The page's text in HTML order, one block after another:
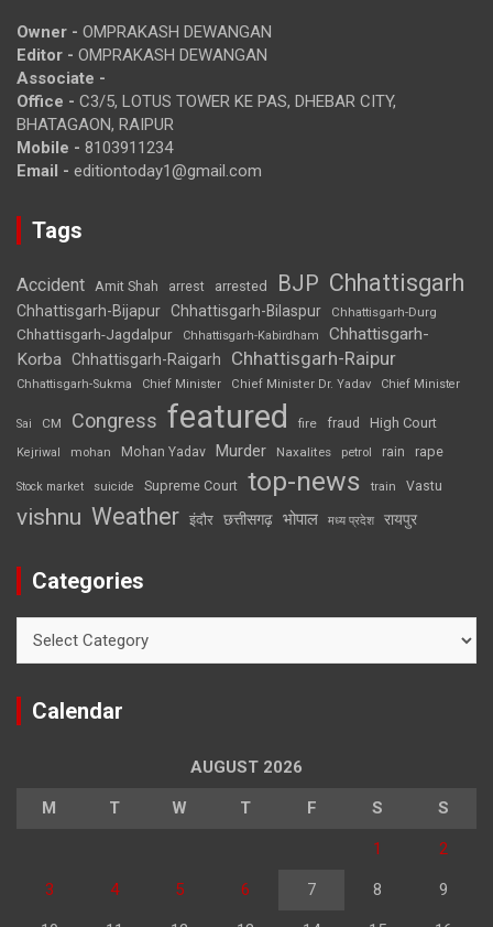
Owner - OMPRAKASH DEWANGAN
Editor - OMPRAKASH DEWANGAN
Associate -
Office - C3/5, LOTUS TOWER KE PAS, DHEBAR CITY,
BHATAGAON, RAIPUR
Mobile - 8103911234
Email - editiontoday1@gmail.com
Tags
Accident Amit Shah arrest arrested BJP Chhattisgarh
Chhattisgarh-Bijapur Chhattisgarh-Bilaspur Chhattisgarh-Durg
Chhattisgarh-Jagdalpur Chhattisgarh-Kabirdham
Chhattisgarh-
Korba Chhattisgarh-Raigarh Chhattisgarh-Raipur
Chhattisgarh-Sukma Chief Minister Chief Minister Dr. Yadav Chief Minister
Sai CM Congress featured fire fraud High Court
Kejriwal mohan Mohan Yadav Murder Naxalites petrol rain rape
Stock market suicide Supreme Court top-news train Vastu
vishnu Weather इंदौर छत्तीसगढ़ भोपाल मध्य प्रदेश रायपुर
Categories
Calendar
AUGUST 2026
M T W T F S S
1 2
3 4 5 6 7 8 9